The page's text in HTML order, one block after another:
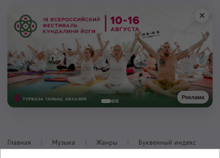
Реклама
×
Главная Музыка Жанры Буквенный индекс